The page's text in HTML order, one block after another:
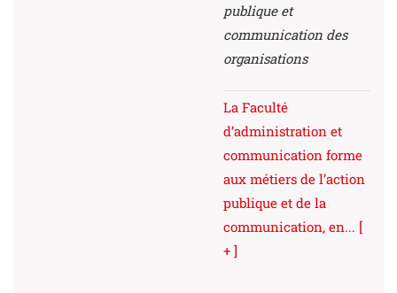
publique et
communication des
organisations
La Faculté
d’administration et
communication forme
aux métiers de l’action
publique et de la
communication, en... [
+ ]